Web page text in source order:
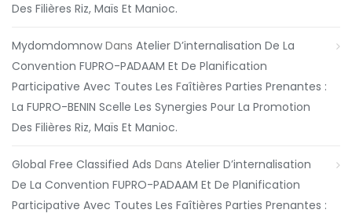
Des Filières Riz, Maïs Et Manioc.
Mydomdomnow Dans Atelier D’internalisation De La
Convention FUPRO-PADAAM Et De Planification
Participative Avec Toutes Les Faîtières Parties Prenantes :
La FUPRO-BENIN Scelle Les Synergies Pour La Promotion
Des Filières Riz, Maïs Et Manioc.
Global Free Classified Ads Dans Atelier D’internalisation
De La Convention FUPRO-PADAAM Et De Planification
Participative Avec Toutes Les Faîtières Parties Prenantes :